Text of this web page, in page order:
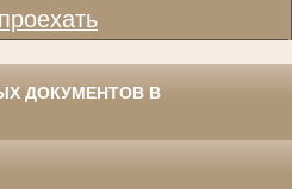
ДОКУМЕНТОВ В